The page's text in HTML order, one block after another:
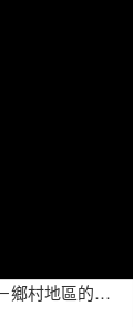
1091地方創生入門－1091023－官大偉、戴秀雄－鄉村地區的實質規劃 7